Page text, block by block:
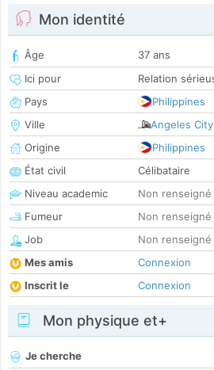
Mon identité
Âge
37 ans
Ici pour
Relation
Pays
Philippines
Ville
Angeles City
Origine
Philippines
État civil
Célibataire
Niveau academic
Non renseigné
Fumeur
Non renseigné
Job
Non renseigné
Mes amis
Connexion
Inscrit le
Connexion
Mon physique et+
Je cherche